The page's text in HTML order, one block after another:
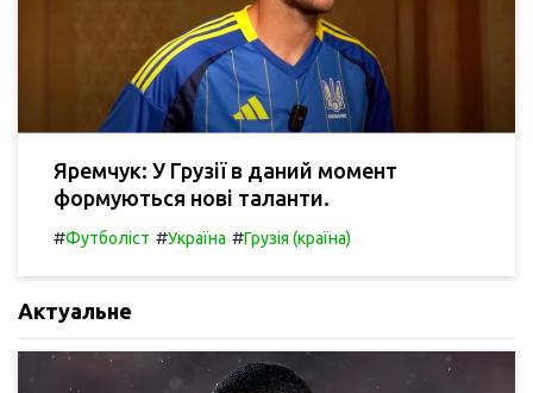
Яремчук: У Грузії в даний момент
формуються нові таланти.
#Футболіст #Україна #Грузія (країна)
Актуальне